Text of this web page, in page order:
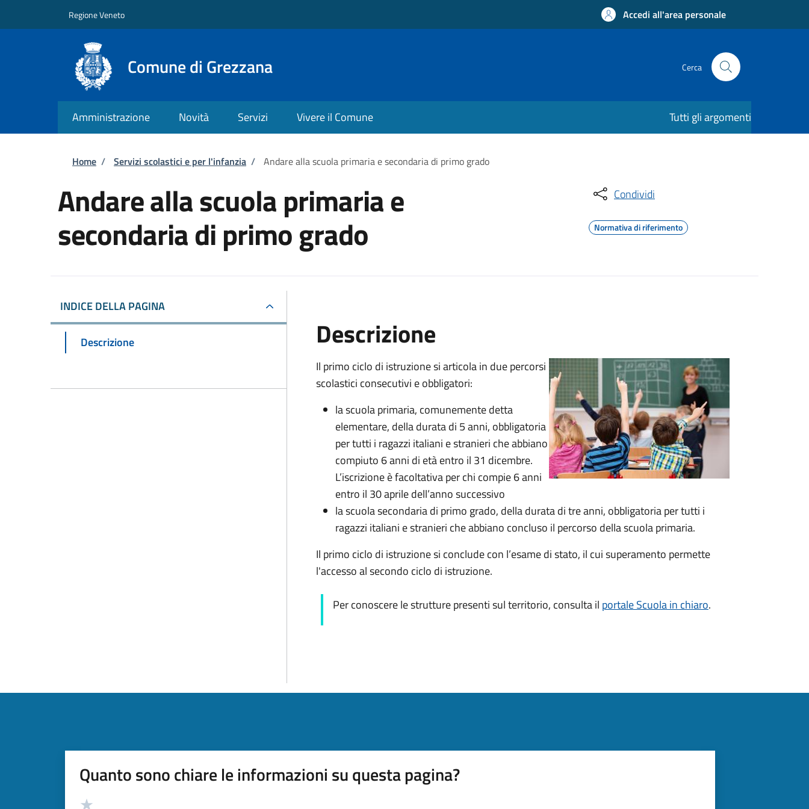
Regione Veneto Accedi all'area personale
Comune di Grezzana Cerca
Amministrazione Novità Servizi Vivere il Comune Tutti gli argomenti
Briciole di pane
Home / Servizi scolastici e per l'infanzia / Andare alla scuola primaria e secondaria di primo grado
Andare alla scuola primaria e
secondaria di primo grado
Condividi
Normativa di riferimento
INDICE DELLA PAGINA
Descrizione Descrizione
Il primo ciclo di istruzione si articola in due percorsi
scolastici consecutivi e obbligatori:
la scuola primaria, comunemente detta
elementare, della durata di 5 anni, obbligatoria
per tutti i ragazzi italiani e stranieri che abbiano
compiuto 6 anni di età entro il 31 dicembre.
L’iscrizione è facoltativa per chi compie 6 anni
entro il 30 aprile dell’anno successivo
la scuola secondaria di primo grado, della durata di tre anni, obbligatoria per tutti i
ragazzi italiani e stranieri che abbiano concluso il percorso della scuola primaria.
Il primo ciclo di istruzione si conclude con l’esame di stato, il cui superamento permette
l'accesso al secondo ciclo di istruzione.
Per conoscere le strutture presenti sul territorio, consulta il portale Scuola in chiaro.
Quanto sono chiare le informazioni su questa pagina?
Valutazione